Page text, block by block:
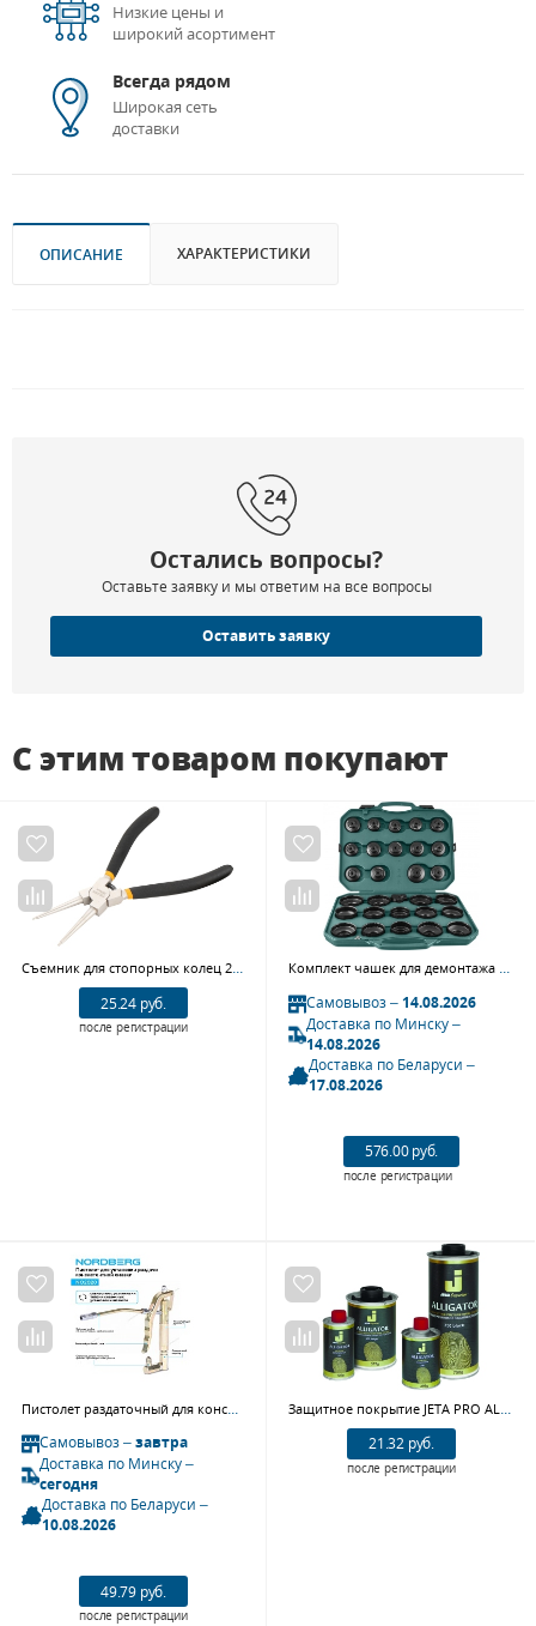
Низкие цены и
широкий асортимент
Всегда рядом
Широкая сеть
доставки
ОПИСАНИЕ ХАРАКТЕРИСТИКИ
Остались вопросы?
Оставьте заявку и мы ответим на все вопросы
Оставить заявку
С этим товаром покупают
Съемник для стопорных колец 225 мм прямые сжатие TOLSEN TT10078S
25.24 руб.
после регистрации
Комплект чашек для демонтажа масляных фильтров JONNESWAY AI050004A 65-120 мм, 30 предметов
Самовывоз –14.08.2026
Доставка по Минску –
14.08.2026
Доставка по Беларуси –
17.08.2026
576.00 руб.
после регистрации
Самовывоз –завтра
Доставка по Минску –
сегодня
Доставка по Беларуси –
10.08.2026
49.79 руб.
после регистрации
21.32 руб.
после регистрации